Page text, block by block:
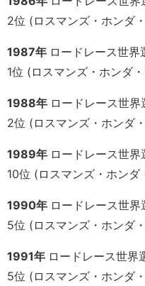
2位 (ロスマンズ・ホンダ
1987年 ロードレース世
1位 (ロスマンズ・ホンダ
1988年 ロードレース世
2位 (ロスマンズ・ホンダ
1989年 ロードレース世
10位 (ロスマンズ・ホンダ
1990年 ロードレース世
5位 (ロスマンズ・ホンダ
1991年 ロードレース世
5位 (ロスマンズ・ホンダ